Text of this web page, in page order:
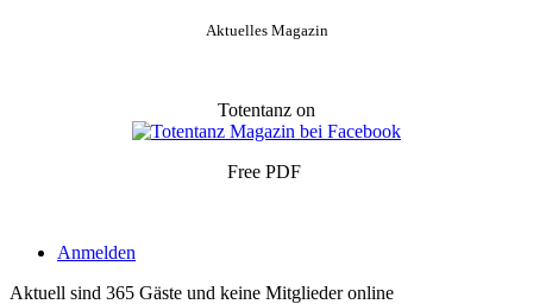
Aktuelles Magazin
Totentanz on
Free PDF
Anmelden
Aktuell sind 365 Gäste und keine Mitglieder online